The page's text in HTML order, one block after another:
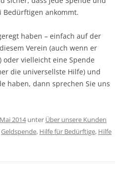
Bedürftigen ankommt.
haben – einfach auf der
Verein (auch wenn er
vielleicht eine Spende
die universellste Hilfe) und
haben, dann sprechen Sie uns
2014unter Über unsere Kunden
Geldspende, Hilfe für Bedürftige, Hilfe